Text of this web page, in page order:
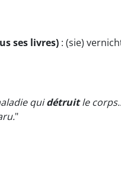
ses livres) : (sie)
quidétruitle
"